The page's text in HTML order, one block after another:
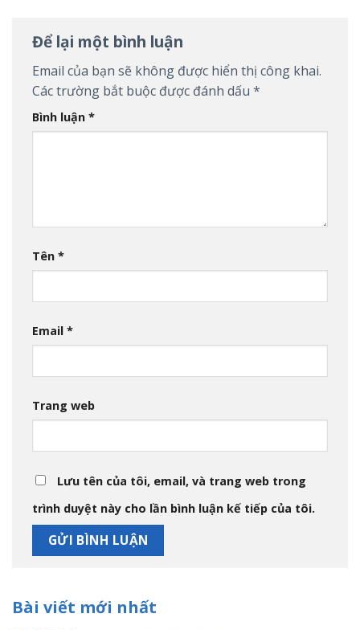
Để lại một bình luận
Email của bạn sẽ không được hiển thị công khai.
Các trường bắt buộc được đánh dấu *
Bình luận *
Tên *
Email *
Trang web
Lưu tên của tôi, email, và trang web trong
trình duyệt này cho lần bình luận kế tiếp của tôi.
Bài viết mới nhất